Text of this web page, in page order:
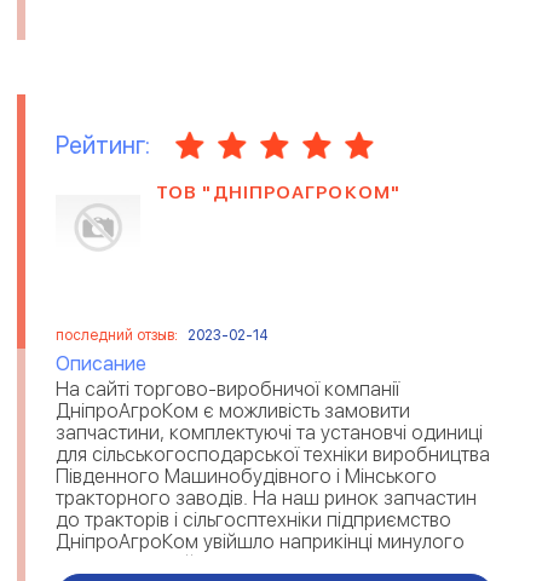
Рейтинг:
ТОВ "ДНІПРОАГРОКОМ"
последний отзыв: 2023-02-14
Описание
На сайті торгово-виробничої компанії
ДніпроАгроКом є можливість замовити
запчастини, комплектуючі та установчі одиниці
для сільськогосподарської техніки виробництва
Південного Машинобудівного і Мінського
тракторного заводів. На наш ринок запчастин
до тракторів і сільгосптехніки підприємство
ДніпроАгроКом увійшло наприкінці минулого
століття. За цей період компанія н...